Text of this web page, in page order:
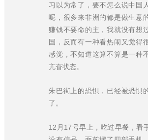
习以为常了，要不怎么说中国
呢，很多来非洲的都是做生意
赚钱不要命的主，我就没有想
国，反而有一种看热闹又觉得
感觉，不知道这算不算是一种
亢奋状态。
朱巴街上的恐惧，已经被恐惧
了。
12月17号早上，吃过早餐，看